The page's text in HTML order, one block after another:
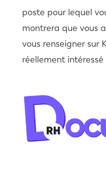
poste pour lequel
montrera que vous
vous renseigner sur
réellement intéressé